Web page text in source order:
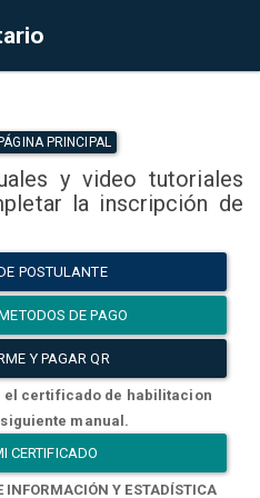
PRINCIPAL
y video tutoriales
la inscripción de
POSTULANTE
DE PAGO
Y PAGAR QR
el certificado de habilitacion
manual.
CERTIFICADO
Y ESTADÍSTICA